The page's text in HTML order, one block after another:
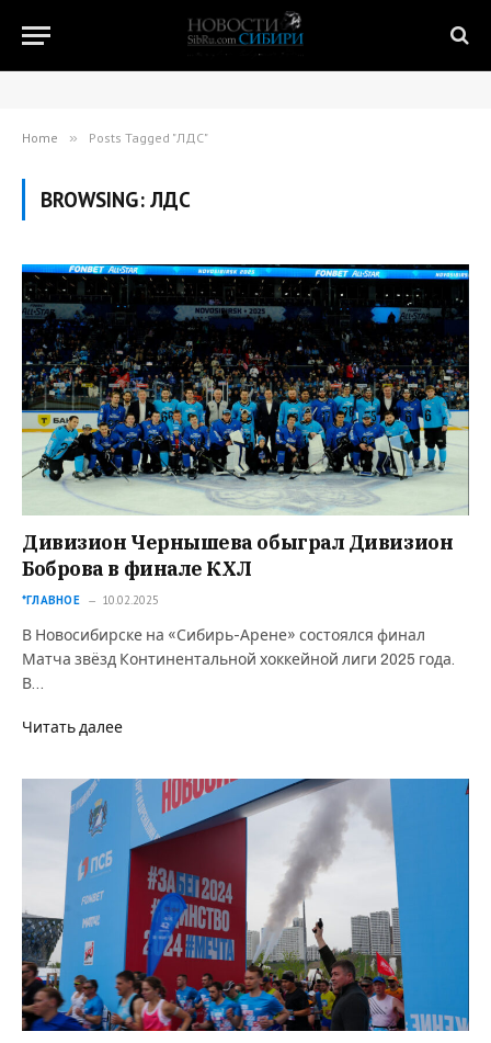
Home » Posts Tagged "ЛДС"
BROWSING: ЛДС
Дивизион Чернышева обыграл Дивизион
Боброва в финале КХЛ
*ГЛАВНОЕ 10.02.2025
В Новосибирске на «Сибирь-Арене» состоялся финал
Матча звёзд Континентальной хоккейной лиги 2025 года.
В…
Читать далее